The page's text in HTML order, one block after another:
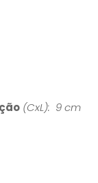
(CxL): 9 cm